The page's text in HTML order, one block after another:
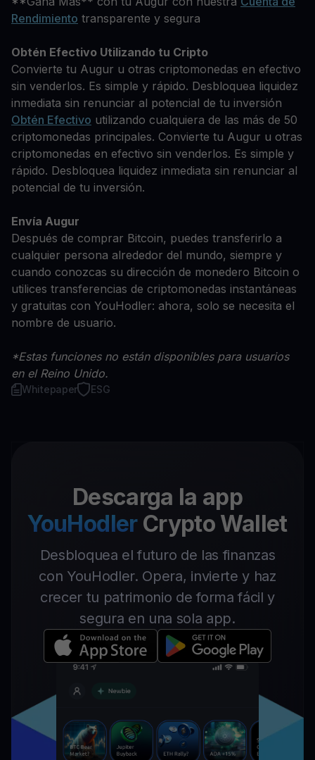
Rendimiento transparente y segura
Obtén Efectivo Utilizando tu Cripto
Convierte tu Augur u otras criptomonedas en efectivo
sin venderlos. Es simple y rápido. Desbloquea liquidez
inmediata sin renunciar al potencial de tu inversión
Obtén Efectivo utilizando cualquiera de las más de 50
criptomonedas principales. Convierte tu Augur u otras
criptomonedas en efectivo sin venderlos. Es simple y
rápido. Desbloquea liquidez inmediata sin renunciar al
potencial de tu inversión.
Envía Augur
Después de comprar Bitcoin, puedes transferirlo a
cualquier persona alrededor del mundo, siempre y
cuando conozcas su dirección de monedero Bitcoin o
utilices transferencias de criptomonedas instantáneas
y gratuitas con YouHodler: ahora, solo se necesita el
nombre de usuario.
*Estas funciones no están disponibles para usuarios
en el Reino Unido.
Whitepaper ESG
Descarga la app
YouHodler Crypto Wallet
Desbloquea el futuro de las finanzas
con YouHodler. Opera, invierte y haz
crecer tu patrimonio de forma fácil y
segura en una sola app.